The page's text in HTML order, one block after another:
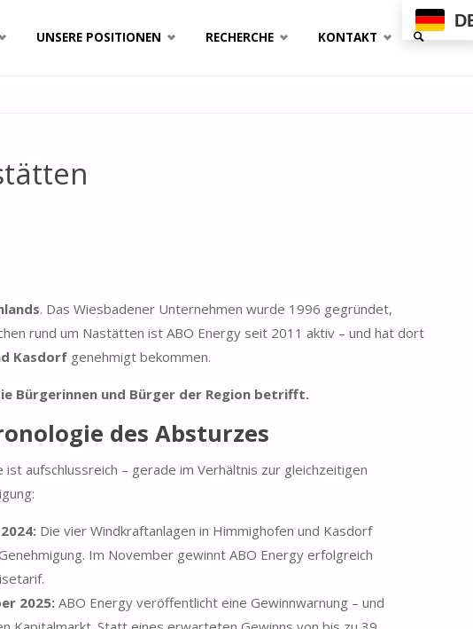
UNSERE POSITIONEN RECHERCHE KONTAKT
. Das Wiesbadener Unternehmen wurde 1996 gegründet,
rund um Nastätten ist ABO Energy seit 2011 aktiv – und hat dort
Kasdorf genehmigt bekommen.
Bürgerinnen und Bürger der Region betrifft.
des Absturzes
ist aufschlussreich – gerade im Verhältnis zur gleichzeitigen
Die vier Windkraftanlagen in Himmighofen und Kasdorf
Im November gewinnt ABO Energy erfolgreich
2025: ABO Energy veröffentlicht eine Gewinnwarnung – und